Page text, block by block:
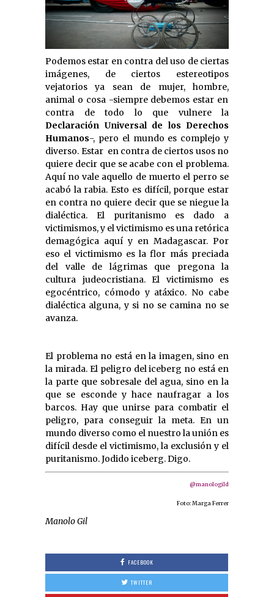
Podemos estar en contra del uso de ciertas
imágenes, de ciertos estereotipos
vejatorios ya sean de mujer, hombre,
animal o cosa -siempre debemos estar en
contra de todo lo que vulnere la
Declaración Universal de los Derechos
Humanos-, pero el mundo es complejo y
diverso. Estar en contra de ciertos usos no
quiere decir que se acabe con el problema.
Aquí no vale aquello de muerto el perro se
acabó la rabia. Esto es difícil, porque estar
en contra no quiere decir que se niegue la
dialéctica. El puritanismo es dado a
victimismos, y el victimismo es una retórica
demagógica aquí y en Madagascar. Por
eso el victimismo es la flor más preciada
del valle de lágrimas que pregona la
cultura judeocristiana. El victimismo es
egocéntrico, cómodo y atáxico. No cabe
dialéctica alguna, y si no se camina no se
avanza.
El problema no está en la imagen, sino en
la mirada. El peligro del iceberg no está en
la parte que sobresale del agua, sino en la
que se esconde y hace naufragar a los
barcos. Hay que unirse para combatir el
peligro, para conseguir la meta. En un
mundo diverso como el nuestro la unión es
difícil desde el victimismo, la exclusión y el
puritanismo. Jodido iceberg. Digo.
@manologild
Foto: Marga Ferrer
Manolo Gil
FACEBOOK
TWITTER